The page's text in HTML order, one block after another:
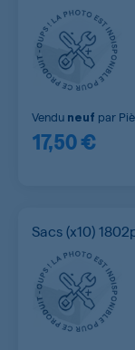
17,50 €
Vendu neuf par
Sacs (x10)